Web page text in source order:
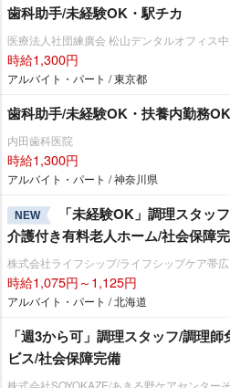
歯科助手/未経験OK・駅チカ
医療法人社団練廣会 松山デンタルオフィス
時給1,300円
アルバイト・パート / 東京都
歯科助手/未経験OK・扶養内勤務OK
内田歯科医院
時給1,300円
アルバイト・パート / 神奈川県
NEW
「未経験OK」調理スタッ
介護付き有料老人ホーム/社会保障
株式会社ライフシップ/ライフシップケア帯広
時給1,075円～1,125円
アルバイト・パート / 北海道
「週3から可」調理スタッフ/調理
ビス/社会保障完備
株式会社SOYOKAZE/あきる野ケアセンター